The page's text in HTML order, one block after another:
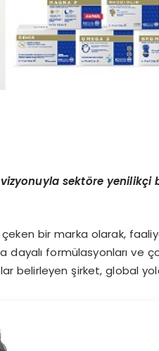
sektöre yenilikçi
bir marka olarak,
formülasyonları ve
belirleyen şirket, global